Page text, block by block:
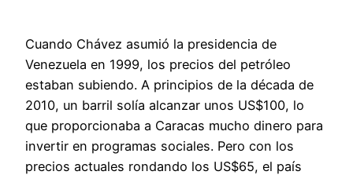
Cuando Chávez asumió la presidencia de
Venezuela en 1999, los precios del petróleo
estaban subiendo. A principios de la década de
2010, un barril solía alcanzar unos US$100, lo
que proporcionaba a Caracas mucho dinero para
invertir en programas sociales. Pero con los
precios actuales rondando los US$65, el país